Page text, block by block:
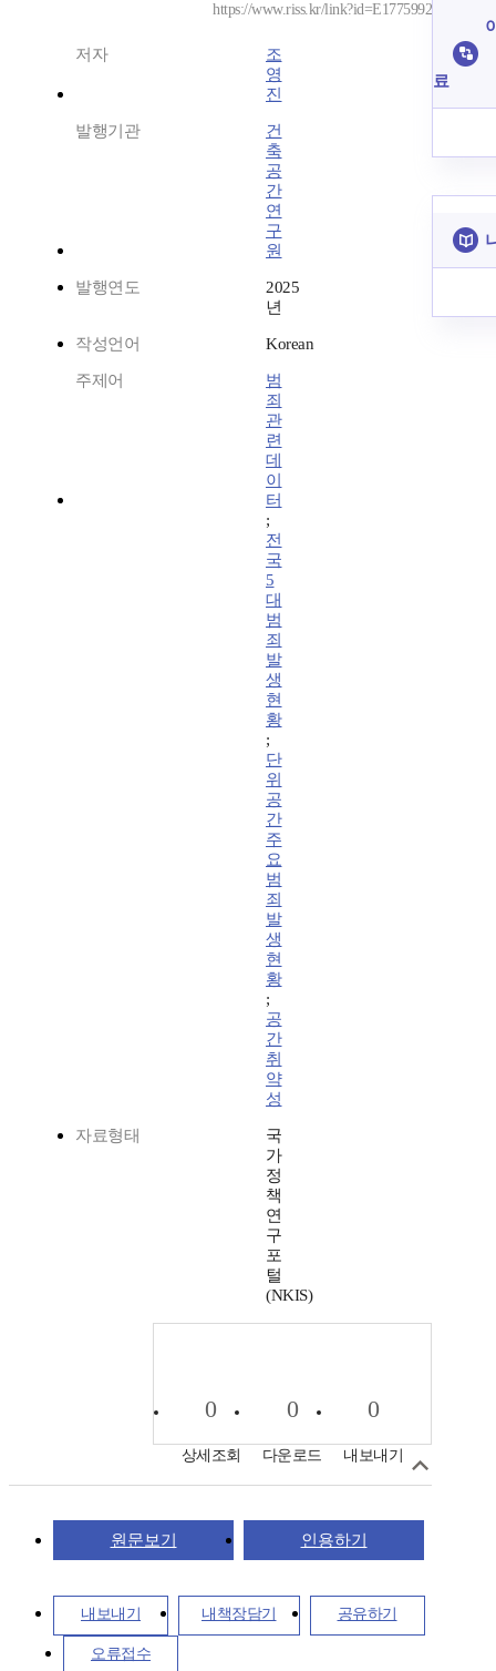
https://www.riss.kr/link?id=E1775992
저자
조
영
진
발행기관
건
축
공
간
연
구
원
발행연도
2025
년
작성언어 Korean
주제어
범
죄
관
련
데
이
터
;
전
국
5
대
범
죄
발
생
현
황
;
단
위
공
간
주
요
범
죄
발
생
현
황
;
공
간
취
약
성
자료형태
국
가
정
책
연
구
포
털
(NKIS)
0
상세조회
0
다운로드
0
내보내기
원문보기 인용하기
내보내기 내책장담기 공유하기
오류접수
료